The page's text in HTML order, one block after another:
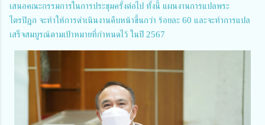
เสนอคณะกรรมการในการประขุมครั้งต่อไป ทั้งนี้ แผนงานการแปลพระ
ไตรปิฎก จะทำให้การดำเนินงานคืบหน้าขึ้นกว่า ร้อยละ 60 และจะทำการแปล
เสร็จสมบูรณ์ตามเป้าหมายที่กำหนดไว้ ในปี 2567